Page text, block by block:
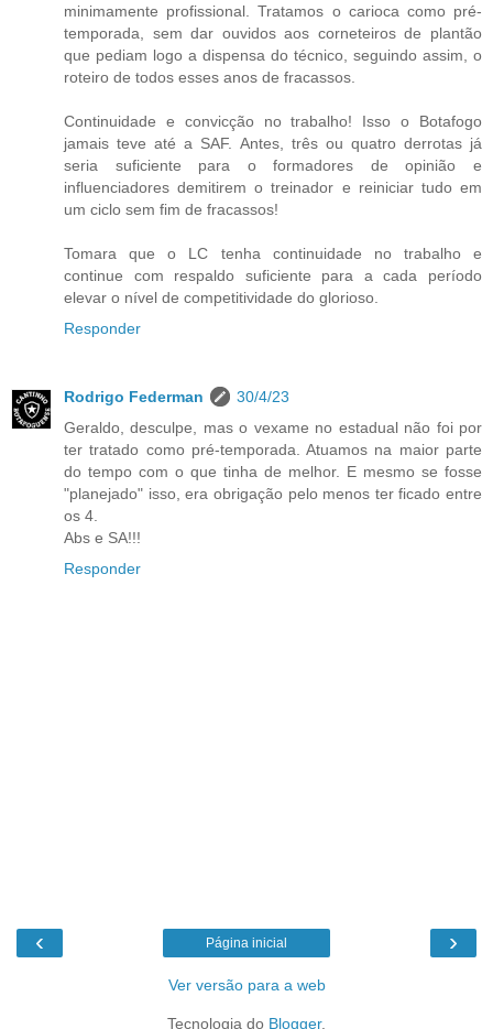
minimamente profissional. Tratamos o carioca como pré-
temporada, sem dar ouvidos aos corneteiros de plantão
que pediam logo a dispensa do técnico, seguindo assim, o
roteiro de todos esses anos de fracassos.
Continuidade e convicção no trabalho! Isso o Botafogo
jamais teve até a SAF. Antes, três ou quatro derrotas já
seria suficiente para o formadores de opinião e
influenciadores demitirem o treinador e reiniciar tudo em
um ciclo sem fim de fracassos!
Tomara que o LC tenha continuidade no trabalho e
continue com respaldo suficiente para a cada período
elevar o nível de competitividade do glorioso.
Responder
Rodrigo Federman
30/4/23
Geraldo, desculpe, mas o vexame no estadual não foi por
ter tratado como pré-temporada. Atuamos na maior parte
do tempo com o que tinha de melhor. E mesmo se fosse
"planejado" isso, era obrigação pelo menos ter ficado entre
os 4.
Abs e SA!!!
Responder
‹ ›
Página inicial
Ver versão para a web
Tecnologia do Blogger.